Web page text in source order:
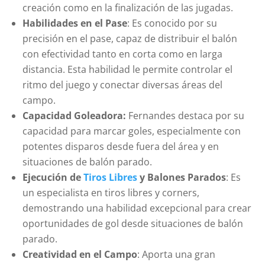
creación como en la finalización de las jugadas.
Habilidades en el Pase: Es conocido por su
precisión en el pase, capaz de distribuir el balón
con efectividad tanto en corta como en larga
distancia. Esta habilidad le permite controlar el
ritmo del juego y conectar diversas áreas del
campo.
Capacidad Goleadora: Fernandes destaca por su
capacidad para marcar goles, especialmente con
potentes disparos desde fuera del área y en
situaciones de balón parado.
Ejecución deTiros Libresy Balones Parados: Es
un especialista en tiros libres y corners,
demostrando una habilidad excepcional para crear
oportunidades de gol desde situaciones de balón
parado.
Creatividad en el Campo: Aporta una gran